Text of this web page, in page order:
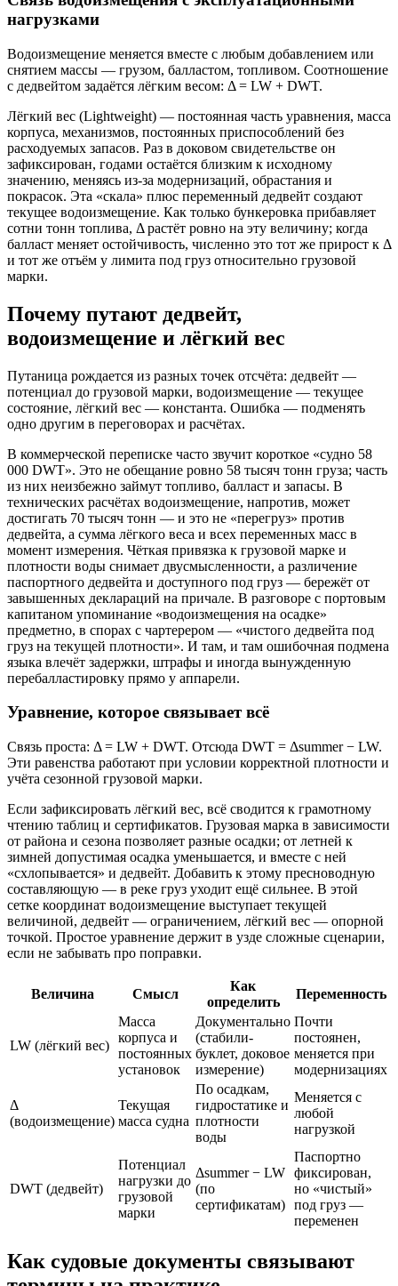
нагрузками
Водоизмещение меняется вместе с любым добавлением или
снятием массы — грузом, балластом, топливом. Соотношение
с дедвейтом задаётся лёгким весом: Δ = LW + DWT.
Лёгкий вес (Lightweight) — постоянная часть уравнения, масса
корпуса, механизмов, постоянных приспособлений без
расходуемых запасов. Раз в доковом свидетельстве он
зафиксирован, годами остаётся близким к исходному
значению, меняясь из‑за модернизаций, обрастания и
покрасок. Эта «скала» плюс переменный дедвейт создают
текущее водоизмещение. Как только бункеровка прибавляет
сотни тонн топлива, Δ растёт ровно на эту величину; когда
балласт меняет остойчивость, численно это тот же прирост к Δ
и тот же отъём у лимита под груз относительно грузовой
марки.
Почему путают дедвейт,
водоизмещение и лёгкий вес
Путаница рождается из разных точек отсчёта: дедвейт —
потенциал до грузовой марки, водоизмещение — текущее
состояние, лёгкий вес — константа. Ошибка — подменять
одно другим в переговорах и расчётах.
В коммерческой переписке часто звучит короткое «судно 58
000 DWT». Это не обещание ровно 58 тысяч тонн груза; часть
из них неизбежно займут топливо, балласт и запасы. В
технических расчётах водоизмещение, напротив, может
достигать 70 тысяч тонн — и это не «перегруз» против
дедвейта, а сумма лёгкого веса и всех переменных масс в
момент измерения. Чёткая привязка к грузовой марке и
плотности воды снимает двусмысленности, а различение
паспортного дедвейта и доступного под груз — бережёт от
завышенных деклараций на причале. В разговоре с портовым
капитаном упоминание «водоизмещения на осадке»
предметно, в спорах с чартерером — «чистого дедвейта под
груз на текущей плотности». И там, и там ошибочная подмена
языка влечёт задержки, штрафы и иногда вынужденную
перебалластировку прямо у аппарели.
Уравнение, которое связывает всё
Связь проста: Δ = LW + DWT. Отсюда DWT = Δsummer − LW.
Эти равенства работают при условии корректной плотности и
учёта сезонной грузовой марки.
Если зафиксировать лёгкий вес, всё сводится к грамотному
чтению таблиц и сертификатов. Грузовая марка в зависимости
от района и сезона позволяет разные осадки; от летней к
зимней допустимая осадка уменьшается, и вместе с ней
«схлопывается» и дедвейт. Добавить к этому пресноводную
составляющую — в реке груз уходит ещё сильнее. В этой
сетке координат водоизмещение выступает текущей
величиной, дедвейт — ограничением, лёгкий вес — опорной
точкой. Простое уравнение держит в узде сложные сценарии,
если не забывать про поправки.
Величина Смысл
Как
определить
Переменность
LW (лёгкий вес)
Масса
корпуса и
постоянных
установок
Документально
(стабили-
буклет, доковое
измерение)
Почти
постоянен,
меняется при
модернизациях
Δ
(водоизмещение)
Текущая
масса судна
По осадкам,
гидростатике и
плотности
воды
Меняется с
любой
нагрузкой
DWT (дедвейт)
Потенциал
нагрузки до
грузовой
марки
Δsummer − LW
(по
сертификатам)
Паспортно
фиксирован,
но «чистый»
под груз —
переменен
Как судовые документы связывают